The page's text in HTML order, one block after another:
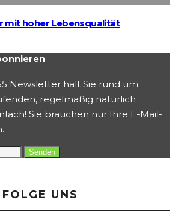
mit hoher Lebensqualität
Newsletter hält Sie rund um
regelmäßig natürlich.
Sie brauchen nur Ihre E-Mail-
FOLGE UNS